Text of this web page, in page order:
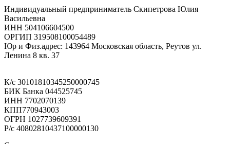
Индивидуальный предприниматель Скипетрова Юлия
Васильевна
ИНН 504106604500
ОРГИП 319508100054489
Юр и Физ.адрес: 143964 Московская область, Реутов ул.
Ленина 8 кв. 37
К/с 30101810345250000745
БИК Банка 044525745
ИНН 7702070139
КПП770943003
ОГРН 1027739609391
Р/с 40802810437100000130